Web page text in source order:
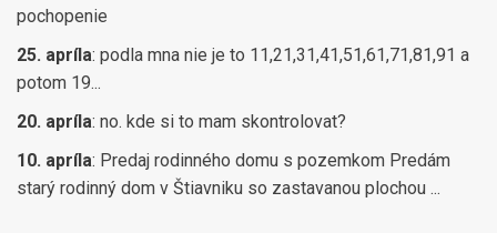
pochopenie
25. apríla: podla mna nie je to 11,21,31,41,51,61,71,81,91 a
potom 19...
20. apríla: no. kde si to mam skontrolovat?
10. apríla: Predaj rodinného domu s pozemkom Predám
starý rodinný dom v Štiavniku so zastavanou plochou ...